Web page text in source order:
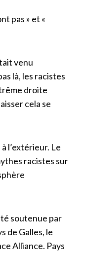
pas » et «
venu
là, les racistes
droite
cela se
l’extérieur. Le
racistes sur
soutenue par
de Galles, le
Alliance. Pays